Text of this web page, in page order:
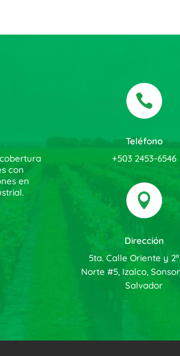
con
en

Teléfono
+503 2453-6546

Dirección
5ta. Calle Oriente y
Norte #5, Izalco,
Salvador